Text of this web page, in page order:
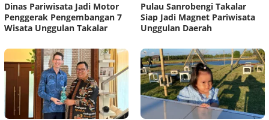
Dinas Pariwisata Jadi Motor
Penggerak Pengembangan 7
Wisata Unggulan Takalar
Pulau Sanrobengi Takalar
Siap Jadi Magnet Pariwisata
Unggulan Daerah